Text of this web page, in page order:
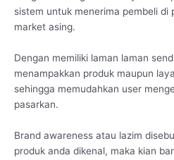
sistem untuk menerima pembeli di
market asing.
Dengan memiliki laman laman
menampakkan produk maupun
sehingga memudahkan user
pasarkan.
Brand awareness atau lazim
produk anda dikenal, maka kian